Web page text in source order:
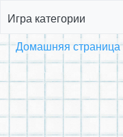
Игра категории
Домашняя страница